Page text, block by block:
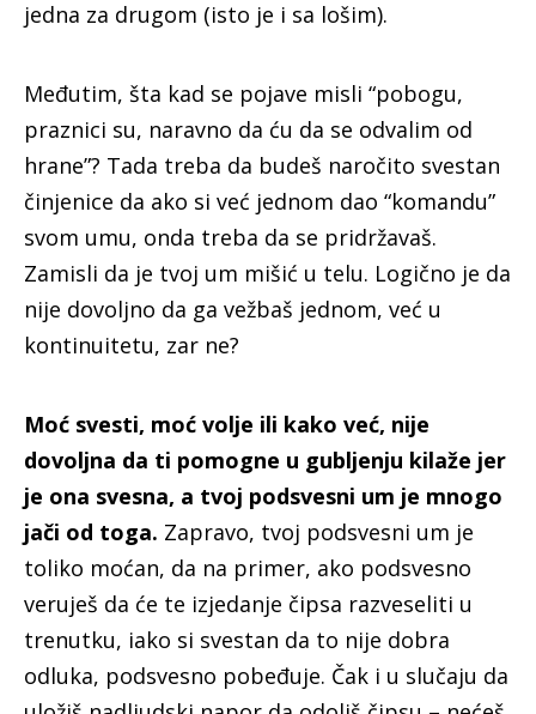
jedna za drugom (isto je i sa lošim).
Međutim, šta kad se pojave misli “pobogu,
praznici su, naravno da ću da se odvalim od
hrane”? Tada treba da budeš naročito svestan
činjenice da ako si već jednom dao “komandu”
svom umu, onda treba da se pridržavaš.
Zamisli da je tvoj um mišić u telu. Logično je da
nije dovoljno da ga vežbaš jednom, već u
kontinuitetu, zar ne?
Moć svesti, moć volje ili kako već, nije
dovoljna da ti pomogne u gubljenju kilaže jer
je ona svesna, a tvoj podsvesni um je mnogo
jači od toga. Zapravo, tvoj podsvesni um je
toliko moćan, da na primer, ako podsvesno
veruješ da će te izjedanje čipsa razveseliti u
trenutku, iako si svestan da to nije dobra
odluka, podsvesno pobeđuje. Čak i u slučaju da